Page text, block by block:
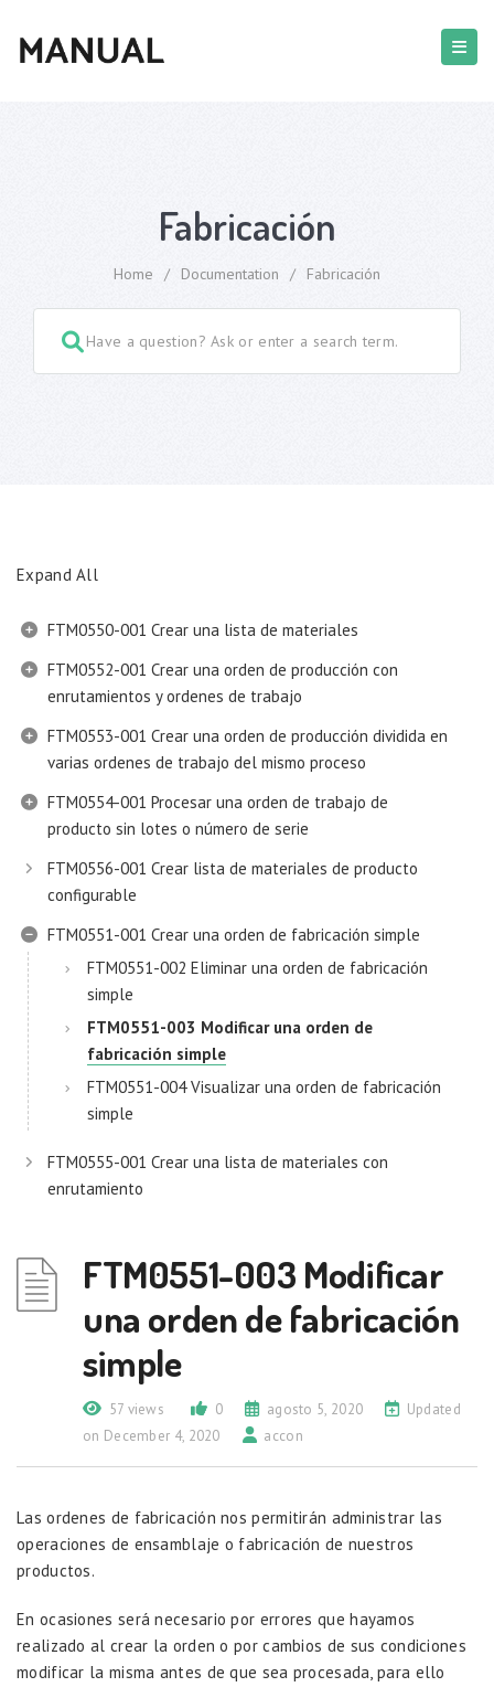
Fabricación
Home / Documentation / Fabricación
Expand All
FTM0550-001 Crear una lista de materiales
FTM0552-001 Crear una orden de producción con
enrutamientos y ordenes de trabajo
FTM0553-001 Crear una orden de producción dividida en
varias ordenes de trabajo del mismo proceso
FTM0554-001 Procesar una orden de trabajo de
producto sin lotes o número de serie
FTM0556-001 Crear lista de materiales de producto
configurable
FTM0551-001 Crear una orden de fabricación simple
FTM0551-002 Eliminar una orden de fabricación
simple
FTM0551-003 Modificar una orden de
fabricación simple
FTM0551-004 Visualizar una orden de fabricación
simple
FTM0555-001 Crear una lista de materiales con
enrutamiento
FTM0551-003 Modificar
una orden de fabricación
simple
57 views 0 agosto 5, 2020
Updated
on December 4, 2020
accon
Las ordenes de fabricación nos permitirán administrar las
operaciones de ensamblaje o fabricación de nuestros
productos.
En ocasiones será necesario por errores que hayamos
realizado al crear la orden o por cambios de sus condiciones
modificar la misma antes de que sea procesada, para ello